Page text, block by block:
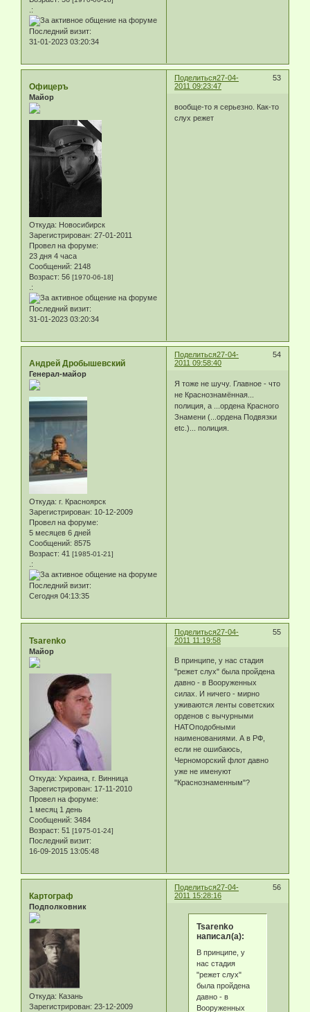
.:
Последний визит:
31-01-2023 03:20:34
Поделиться 53
27-04-
2011 09:23:47
Офицеръ
Майор
Откуда: Новосибирск
Зарегистрирован: 27-01-2011
Провел на форуме:
23 дня 4 часа
Сообщений: 2148
Возраст: 56 [1970-06-18]
.:
Последний визит:
31-01-2023 03:20:34
вообще-то я серьезно. Как-то
слух режет
Поделиться 54
27-04-
2011 09:58:40
Андрей Дробышевский
Генерал-майор
Откуда: г. Красноярск
Зарегистрирован: 10-12-2009
Провел на форуме:
5 месяцев 6 дней
Сообщений: 8575
Возраст: 41 [1985-01-21]
.:
Последний визит:
Сегодня 04:13:35
Я тоже не шучу. Главное - что
не Краснознамённая...
полиция, а ...ордена Красного
Знамени (...ордена Подвязки
etc.)... полиция.
Поделиться 55
27-04-
2011 11:19:58
Tsarenko
Майор
Откуда: Украина, г. Винница
Зарегистрирован: 17-11-2010
Провел на форуме:
1 месяц 1 день
Сообщений: 3484
Возраст: 51 [1975-01-24]
Последний визит:
16-09-2015 13:05:48
В принципе, у нас стадия
"режет слух" была пройдена
давно - в Вооруженных
силах. И ничего - мирно
уживаются ленты советских
орденов с вычурными
НАТОподобными
наименованиями. А в РФ,
если не ошибаюсь,
Черноморский флот давно
уже не именуют
"Краснознаменным"?
Поделиться 56
27-04-
2011 15:28:16
Картограф
Подполковник
Откуда: Казань
Зарегистрирован: 23-12-2009
Tsarenko
написал(а):
В принципе, у
нас стадия
"режет слух"
была пройдена
давно - в
Вооруженных